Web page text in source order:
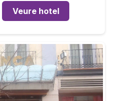
Veure hotel